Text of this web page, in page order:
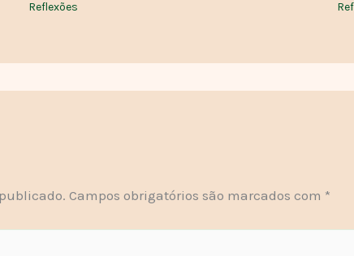
Reflexões
Campos obrigatórios são marcados com *